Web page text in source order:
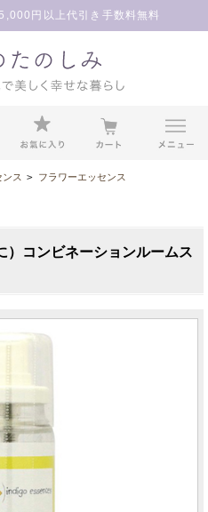
円以上代引き手数料無料
ス > フラワーエッセンス
）コンビネーションルームス